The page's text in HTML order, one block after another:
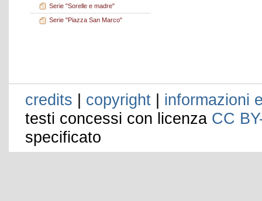
Serie "Sorelle e madre"
Serie "Piazza San Marco"
credits | copyright | informazioni
testi concessi con licenza CC
specificato